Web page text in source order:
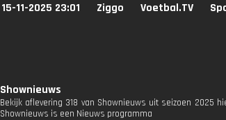
15-11-2025 23:01 Ziggo Voetbal.TV
Shownieuws
Bekijk aflevering 318 van Shownieuws uit seizoen 2025
Shownieuws is een Nieuws programma